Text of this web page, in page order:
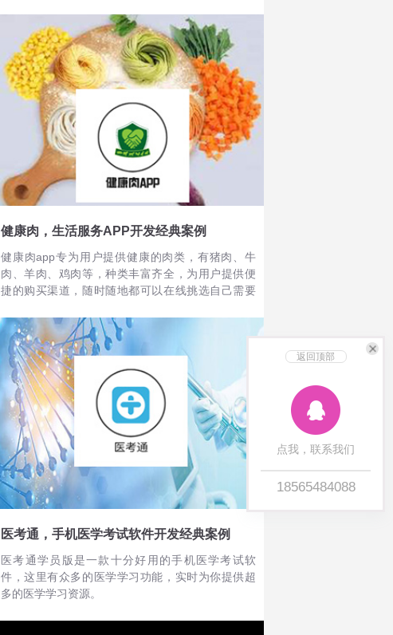
返回顶部
点我，联系我们
18565484088
健康肉，生活服务APP开发经典案例
健康肉app专为用户提供健康的肉类，有猪肉、牛
肉、羊肉、鸡肉等，种类丰富齐全，为用户提供便
捷的购买渠道，随时随地都可以在线挑选自己需要
头，从饲养到销售的每一个环节都可以查询，商家
在发货时会在产品包装上添加溯源二维码，用户使
用手机扫描二维码即可观看视频，详细了解你所购
买商品的信息，让用户可以放心购买商品；
医考通，手机医学考试软件开发经典案例
医考通学员版是一款十分好用的手机医学考试软
件，这里有众多的医学学习功能，实时为你提供超
多的医学学习资源。